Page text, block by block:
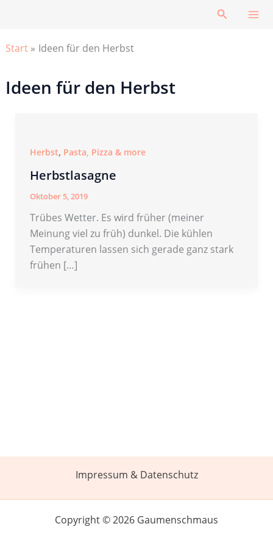
Suchen
Start Ideen für den Herbst
Ideen für den Herbst
Herbst, Pasta, Pizza & more
Herbstlasagne
Oktober 5, 2019
Trübes Wetter. Es wird früher (meiner
Meinung viel zu früh) dunkel. Die kühlen
Temperaturen lassen sich gerade ganz stark
frühen […]
Impressum & Datenschutz
Copyright © 2026 Gaumenschmaus